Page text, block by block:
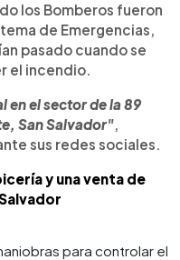
los Bomberos fueron
de Emergencias,
pasado cuando se
el incendio.
en el sector de la 89
San Salvador",
sus redes sociales.
y una venta de
para controlar el